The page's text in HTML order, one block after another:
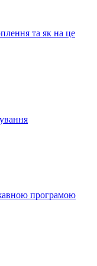
та як на це
програмою